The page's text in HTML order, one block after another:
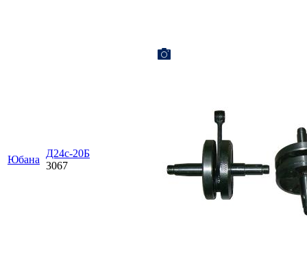
Юбана
Д24с-20Б
3067